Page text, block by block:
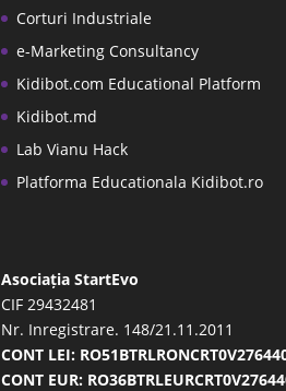
Corturi Industriale
e-Marketing Consultancy
Kidibot.com Educational Platform
Kidibot.md
Lab Vianu Hack
Platforma Educationala Kidibot.ro
Asociația StartEvo
CIF 29432481
Nr. Inregistrare. 148/21.11.2011
CONT LEI:
CONT EUR: